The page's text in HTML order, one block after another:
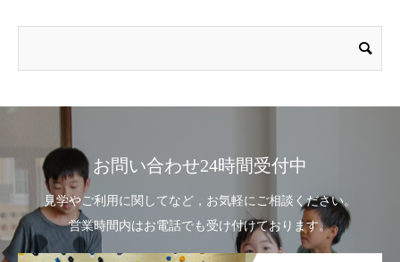
お問い合わせ24時間受付中
見学やご利用に関してなど，お気軽にご相談ください。
営業時間内はお電話でも受け付けております。